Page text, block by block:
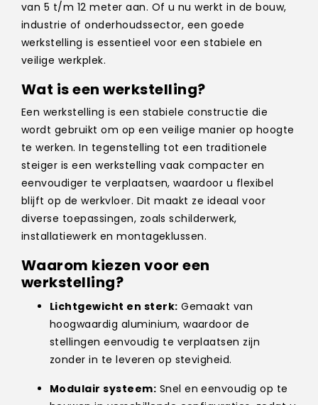
van 5 t/m 12 meter aan. Of u nu werkt in de bouw,
industrie of onderhoudssector, een goede
werkstelling is essentieel voor een stabiele en
veilige werkplek.
Wat is een werkstelling?
Een werkstelling is een stabiele constructie die
wordt gebruikt om op een veilige manier op hoogte
te werken. In tegenstelling tot een traditionele
steiger is een werkstelling vaak compacter en
eenvoudiger te verplaatsen, waardoor u flexibel
blijft op de werkvloer. Dit maakt ze ideaal voor
diverse toepassingen, zoals schilderwerk,
installatiewerk en montageklussen.
Waarom kiezen voor een
werkstelling?
Lichtgewicht en sterk: Gemaakt van
hoogwaardig aluminium, waardoor de
stellingen eenvoudig te verplaatsen zijn
zonder in te leveren op stevigheid.
Modulair systeem: Snel en eenvoudig op te